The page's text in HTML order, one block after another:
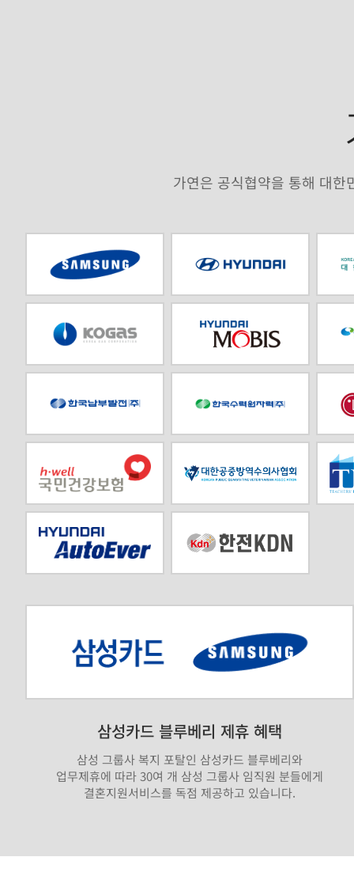
가연은 공식협약을 통해 대
삼성카드 블루베리 제휴 혜택
삼성 그룹사 복지 포탈인 삼성카드 블루베리와
업무제휴에 따라 30여 개 삼성 그룹사 임직원 분들에게
결혼지원서비스를 독점 제공하고 있습니다.